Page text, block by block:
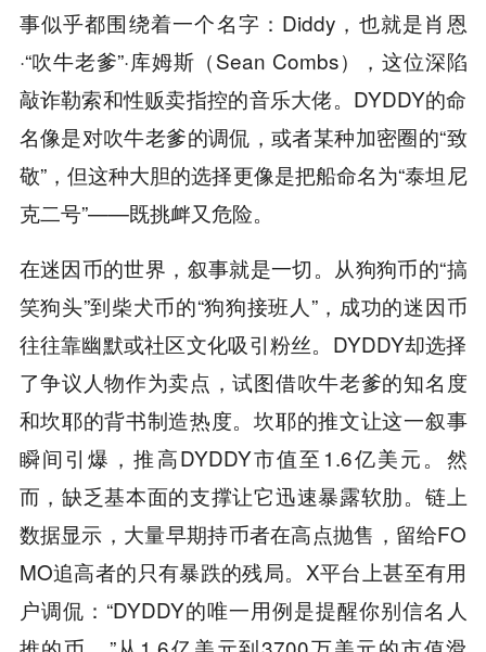
事似乎都围绕着一个名字：Diddy，也就是肖恩
·“吹牛老爹”·库姆斯（Sean Combs），这位深陷
敲诈勒索和性贩卖指控的音乐大佬。DYDDY的命
名像是对吹牛老爹的调侃，或者某种加密圈的“致
敬”，但这种大胆的选择更像是把船命名为“泰坦尼
克二号”——既挑衅又危险。
在迷因币的世界，叙事就是一切。从狗狗币的“搞
笑狗头”到柴犬币的“狗狗接班人”，成功的迷因币
往往靠幽默或社区文化吸引粉丝。DYDDY却选择
了争议人物作为卖点，试图借吹牛老爹的知名度
和坎耶的背书制造热度。坎耶的推文让这一叙事
瞬间引爆，推高DYDDY市值至1.6亿美元。然
而，缺乏基本面的支撑让它迅速暴露软肋。链上
数据显示，大量早期持币者在高点抛售，留给FO
MO追高者的只有暴跌的残局。X平台上甚至有用
户调侃：“DYDDY的唯一用例是提醒你别信名人